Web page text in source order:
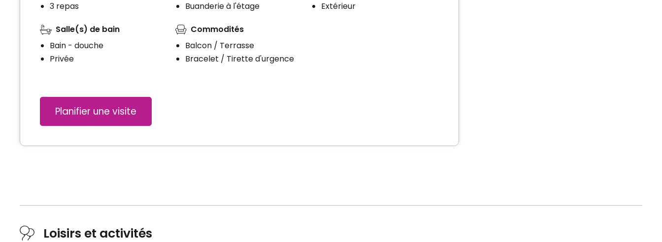
3 repas
Salle(s) de bain
Bain - douche
Privée
Buanderie à l'étage
Commodités
Balcon / Terrasse
Bracelet / Tirette d'urgence
Extérieur
Planifier une visite
Loisirs et activités